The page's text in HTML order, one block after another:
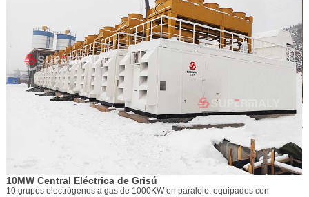
Grisú
1000KW en paralelo, equipados con
Proyecto de LiaoNing
Se suministraron un total de 12
voltaje, con una capacidad